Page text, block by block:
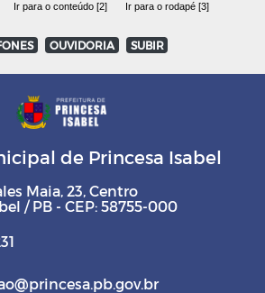
Ir para o conteúdo [2] Ir para o rodapé [3]
OUVIDORIA SUBIR
de Princesa Isabel
Maia, 23, Centro
/ PB - CEP: 58755-000